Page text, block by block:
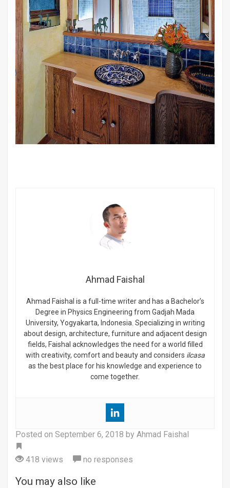
Ahmad Faishal
Ahmad Faishal is a full-time writer and has a Bachelor’s
Degree in Physics Engineering from Gadjah Mada
University, Yogyakarta, Indonesia. Specializing in writing
about design, architecture, furniture and adjacent design
fields, Faishal acknowledges the need for a world filled
with creativity, comfort and beauty and considers ilcasa
as the best place for his knowledge and experience to
come together.
Posted on September 6, 2018 by Ahmad Faishal
418 views
no responses
You may also like